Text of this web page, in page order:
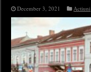
December 3, 2021 Actiuni